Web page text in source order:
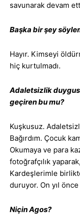
savunarak devam
Başka bir şey
Hayır. Kimseyi
hiç kurtulmadı.
Adaletsizlik
geçiren bu mu?
Kuşkusuz.
Bağırdım. Çocuk
Okumaya ve para
fotoğrafçılık
Kardeşlerimle birlikte
duruyor. On yıl önce
Niçin Agos?